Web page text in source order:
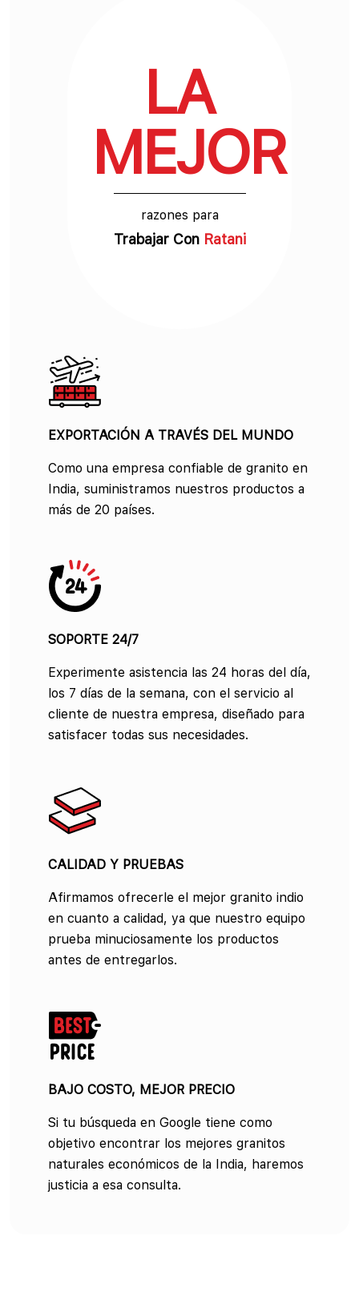
LA
MEJOR
razones para
Trabajar Con Ratani
EXPORTACIÓN A TRAVÉS DEL MUNDO
Como una empresa confiable de granito en
India, suministramos nuestros productos a
más de 20 países.
SOPORTE 24/7
Experimente asistencia las 24 horas del día,
los 7 días de la semana, con el servicio al
cliente de nuestra empresa, diseñado para
satisfacer todas sus necesidades.
CALIDAD Y PRUEBAS
Afirmamos ofrecerle el mejor granito indio
en cuanto a calidad, ya que nuestro equipo
prueba minuciosamente los productos
antes de entregarlos.
BAJO COSTO, MEJOR PRECIO
Si tu búsqueda en Google tiene como
objetivo encontrar los mejores granitos
naturales económicos de la India, haremos
justicia a esa consulta.